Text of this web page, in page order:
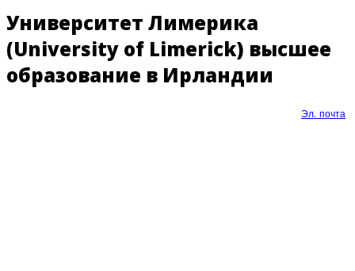
Университет Лимерика
(University of Limerick) высшее
образование в Ирландии
Эл. почта